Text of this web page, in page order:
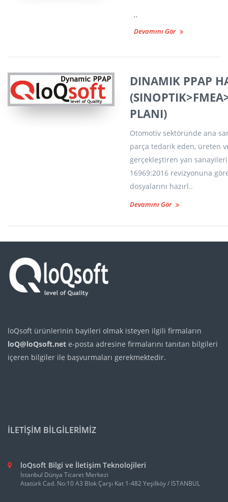
..
Devamını Gör
DINAMIK PPAP
PLANI)
Otomotiv sektöründe ana
parça tedarik eden, üreten
gerçekleştiren yan
16969:2016 revizyonuna
dosyalarını hazırl..
Devamını Gör
loQsoft ürünlerinin bayileri olmak isteyen ilgili firmaların
loQ@loQsoft.net e-posta adresine firmalarını tanıtan bilgileri
içeren bilgiler ile başvurmaları gerekmektedir.
İLETİŞİM BİLGİLERİMİZ
loQsoft Bilgi ve İletişim Teknolojileri
İstanbul Dünya Ticaret Merkezi
Atatürk Cad. No:10 A3 Blok Çarşı Kat 1-482 Yeşilköy / İSTANBUL